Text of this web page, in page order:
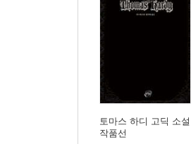
토마스 하디 고딕 소설
작품선